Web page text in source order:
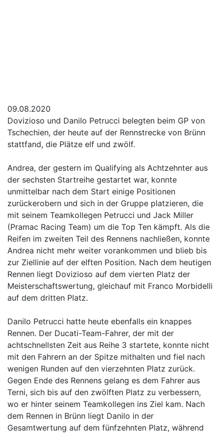
09.08.2020
Dovizioso und Danilo Petrucci belegten beim GP von
Tschechien, der heute auf der Rennstrecke von Brünn
stattfand, die Plätze elf und zwölf.
Andrea, der gestern im Qualifying als Achtzehnter aus
der sechsten Startreihe gestartet war, konnte
unmittelbar nach dem Start einige Positionen
zurückerobern und sich in der Gruppe platzieren, die
mit seinem Teamkollegen Petrucci und Jack Miller
(Pramac Racing Team) um die Top Ten kämpft. Als die
Reifen im zweiten Teil des Rennens nachließen, konnte
Andrea nicht mehr weiter vorankommen und blieb bis
zur Ziellinie auf der elften Position. Nach dem heutigen
Rennen liegt Dovizioso auf dem vierten Platz der
Meisterschaftswertung, gleichauf mit Franco Morbidelli
auf dem dritten Platz.
Danilo Petrucci hatte heute ebenfalls ein knappes
Rennen. Der Ducati-Team-Fahrer, der mit der
achtschnellsten Zeit aus Reihe 3 startete, konnte nicht
mit den Fahrern an der Spitze mithalten und fiel nach
wenigen Runden auf den vierzehnten Platz zurück.
Gegen Ende des Rennens gelang es dem Fahrer aus
Terni, sich bis auf den zwölften Platz zu verbessern,
wo er hinter seinem Teamkollegen ins Ziel kam. Nach
dem Rennen in Brünn liegt Danilo in der
Gesamtwertung auf dem fünfzehnten Platz, während